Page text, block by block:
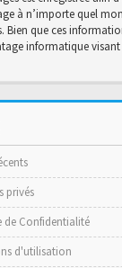
à n’importe quel
que ces
informatique
privés
de Confidentialité
d'utilisation